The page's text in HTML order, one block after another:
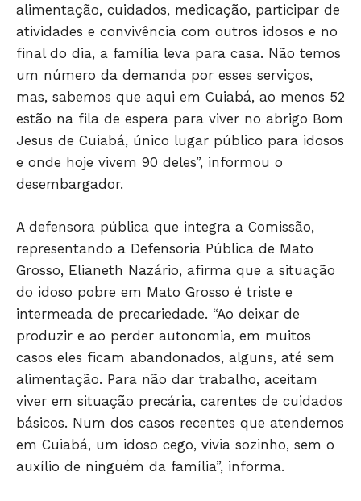
Só Notícias
alimentação, cuidados, medicação, participar de
atividades e convivência com outros idosos e no
final do dia, a família leva para casa. Não temos
um número da demanda por esses serviços,
mas, sabemos que aqui em Cuiabá, ao menos 52
estão na fila de espera para viver no abrigo Bom
Jesus de Cuiabá, único lugar público para idosos
e onde hoje vivem 90 deles”, informou o
desembargador.
A defensora pública que integra a Comissão,
representando a Defensoria Pública de Mato
Grosso, Elianeth Nazário, afirma que a situação
do idoso pobre em Mato Grosso é triste e
intermeada de precariedade. “Ao deixar de
produzir e ao perder autonomia, em muitos
casos eles ficam abandonados, alguns, até sem
alimentação. Para não dar trabalho, aceitam
viver em situação precária, carentes de cuidados
básicos. Num dos casos recentes que atendemos
em Cuiabá, um idoso cego, vivia sozinho, sem o
auxílio de ninguém da família”, informa.